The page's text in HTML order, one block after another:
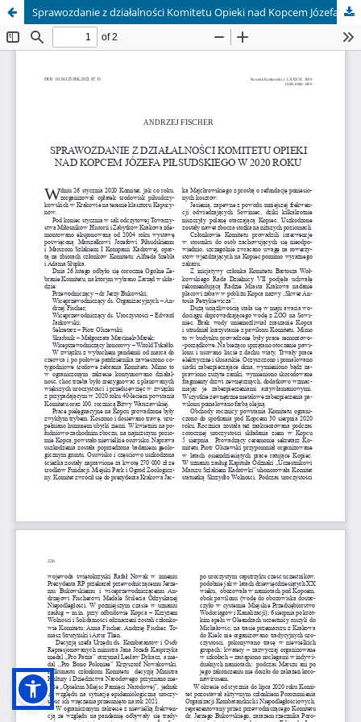
Sprawozdanie z działalności Komitetu Opieki nad Kopcem Józefa Piłsudskiego w 2020 roku